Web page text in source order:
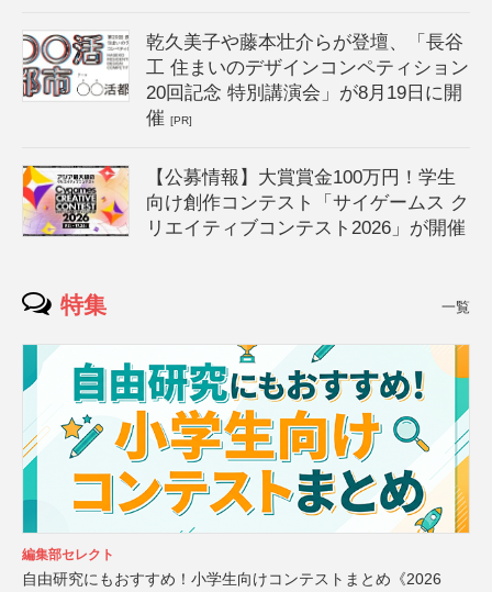
乾久美子や藤本壮介らが登壇、「長谷
工 住まいのデザインコンペティション
20回記念 特別講演会」が8月19日に開
催[PR]
【公募情報】大賞賞金100万円！学生
向け創作コンテスト「サイゲームス ク
リエイティブコンテスト2026」が開催
特集 一覧
編集部セレクト
自由研究にもおすすめ！小学生向けコンテストまとめ《2026